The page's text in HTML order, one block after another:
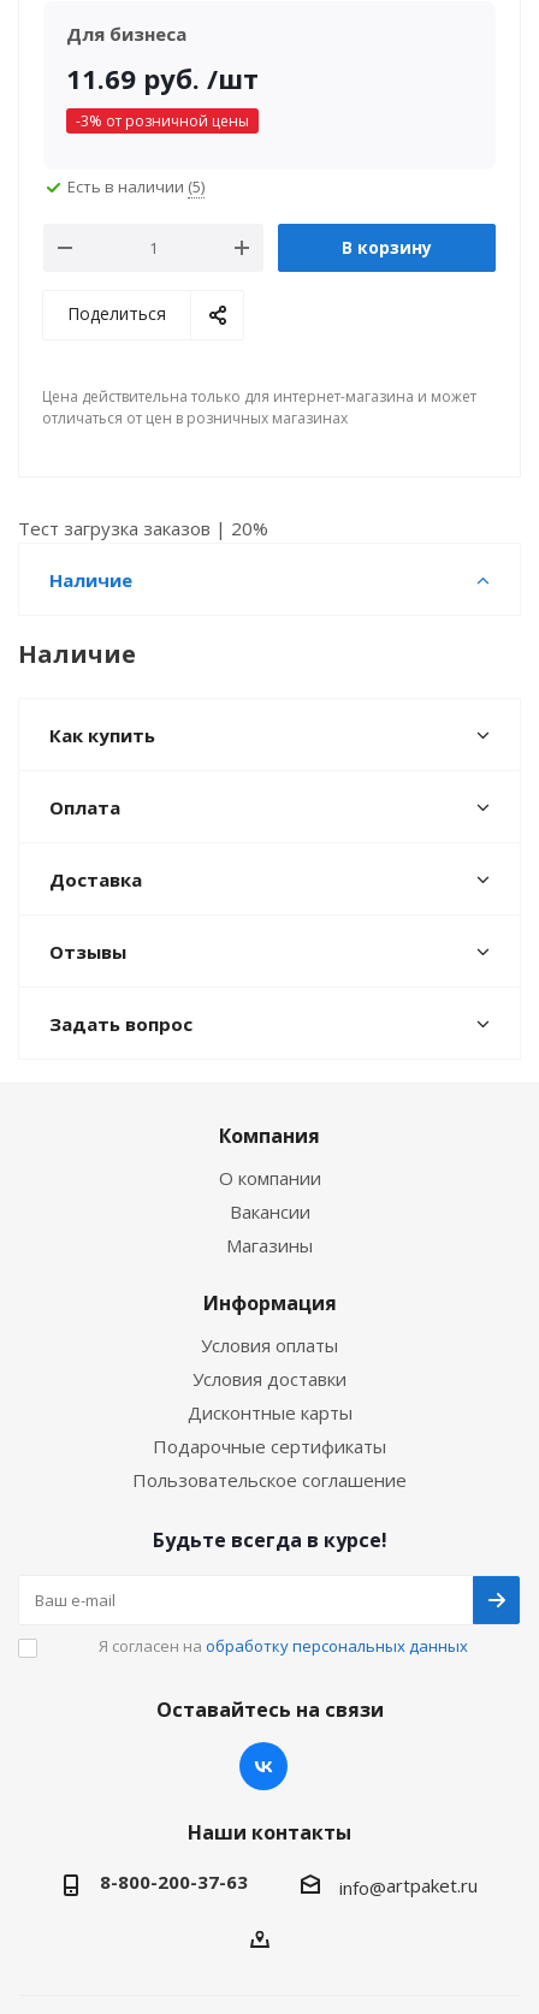
Для бизнеса
11.69 руб. /шт
-3% от розничной цены
Есть в наличии (5)
В корзину
Поделиться
Цена действительна только для интернет-магазина и может
отличаться от цен в розничных магазинах
Тест загрузка заказов | 20%
Наличие
Наличие
Как купить
Оплата
Доставка
Отзывы
Задать вопрос
Компания
О компании
Вакансии
Магазины
Информация
Условия оплаты
Условия доставки
Дисконтные карты
Подарочные сертификаты
Пользовательское соглашение
Будьте всегда в курсе!
Я согласен на обработку персональных данных
Оставайтесь на связи
Наши контакты
8-800-200-37-63 info@artpaket.ru